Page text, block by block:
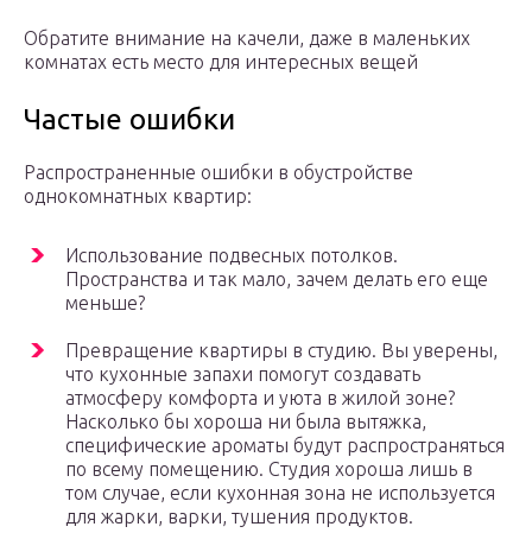
Обратите внимание на качели, даже в маленьких
комнатах есть место для интересных вещей
Частые ошибки
Распространенные ошибки в обустройстве
однокомнатных квартир:
Использование подвесных потолков.
Пространства и так мало, зачем делать его еще
меньше?
Превращение квартиры в студию. Вы уверены,
что кухонные запахи помогут создавать
атмосферу комфорта и уюта в жилой зоне?
Насколько бы хороша ни была вытяжка,
специфические ароматы будут распространяться
по всему помещению. Студия хороша лишь в
том случае, если кухонная зона не используется
для жарки, варки, тушения продуктов.